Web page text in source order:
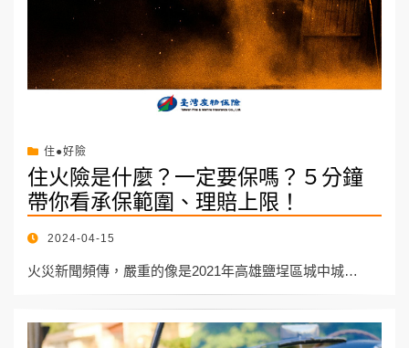
住●好險
住火險是什麼？一定要保嗎？５分鐘
帶你看承保範圍、理賠上限！
POSTED
2024-04-15
火災新聞頻傳，嚴重的像是2021年高雄鹽埕區城中城…